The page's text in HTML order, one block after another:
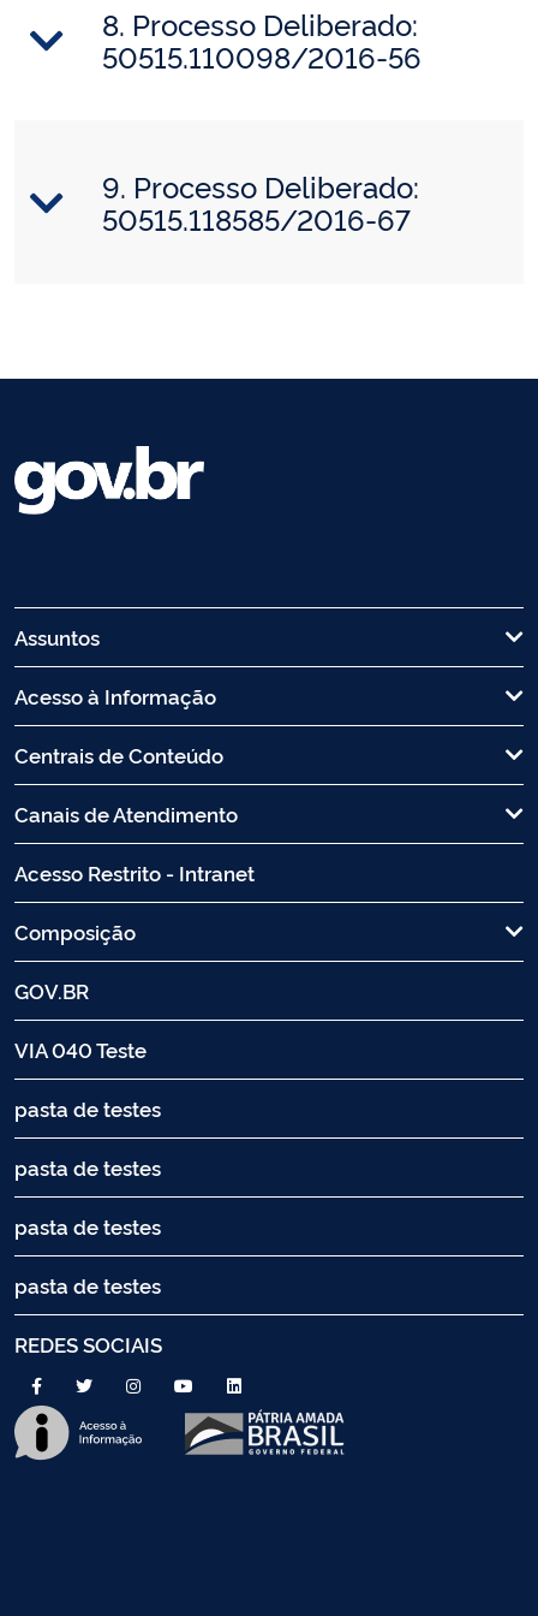
8. Processo Deliberado:
50515.110098/2016-56
9. Processo Deliberado:
50515.118585/2016-67
Assuntos
Acesso à Informação
Centrais de Conteúdo
Canais de Atendimento
Acesso Restrito - Intranet
Composição
GOV.BR
VIA 040 Teste
pasta de testes
pasta de testes
pasta de testes
pasta de testes
REDES SOCIAIS